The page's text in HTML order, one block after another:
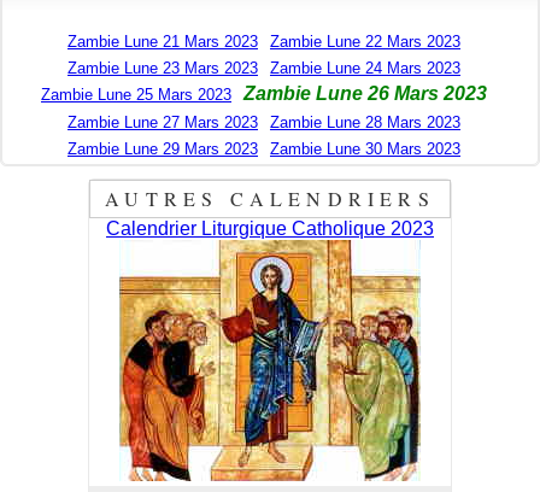
Zambie Lune 21 Mars 2023
Zambie Lune 22 Mars 2023
Zambie Lune 23 Mars 2023
Zambie Lune 24 Mars 2023
Zambie Lune 25 Mars 2023
Zambie Lune 26 Mars 2023
Zambie Lune 27 Mars 2023
Zambie Lune 28 Mars 2023
Zambie Lune 29 Mars 2023
Zambie Lune 30 Mars 2023
AUTRES CALENDRIERS
Calendrier Liturgique Catholique 2023